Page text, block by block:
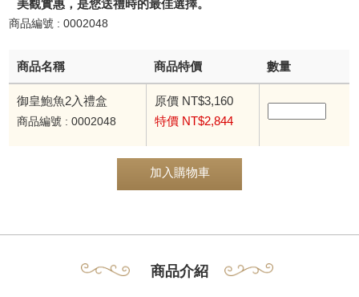
美觀實惠，是您送禮時的最佳選擇。
商品編號 : 0002048
商品名稱 商品特價 數量
御皇鮑魚2入禮盒
商品編號 : 0002048
原價 NT$3,160
特價 NT$2,844
加入購物車
商品介紹